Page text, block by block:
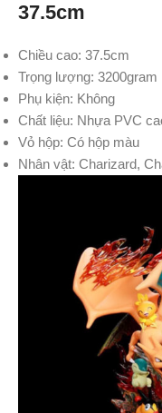
37.5cm
Chiều cao: 37.5cm
Trọng lượng: 3200gram
Phụ kiện: Không
Chất liệu: Nhựa PVC
Vỏ hộp: Có hộp màu
Nhân vật: Charizard,